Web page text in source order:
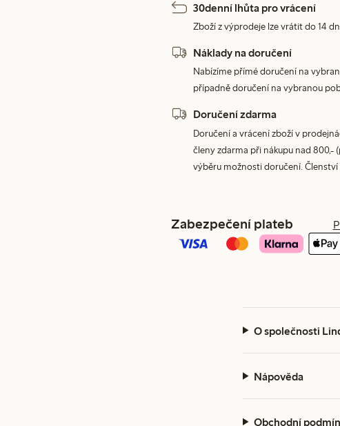
30denní lhůta pro vrácení
Zboží z výprodeje lze vrátit do 14
Náklady na doručení
Nabízíme přímé doručení na
případně doručení na vybranou
Doručení zdarma
Doručení a vrácení zboží v
členy zdarma při nákupu nad 800,-
výběru možnosti doručení.
Zabezpečení plateb
O společnosti
Nápověda
Obchodní